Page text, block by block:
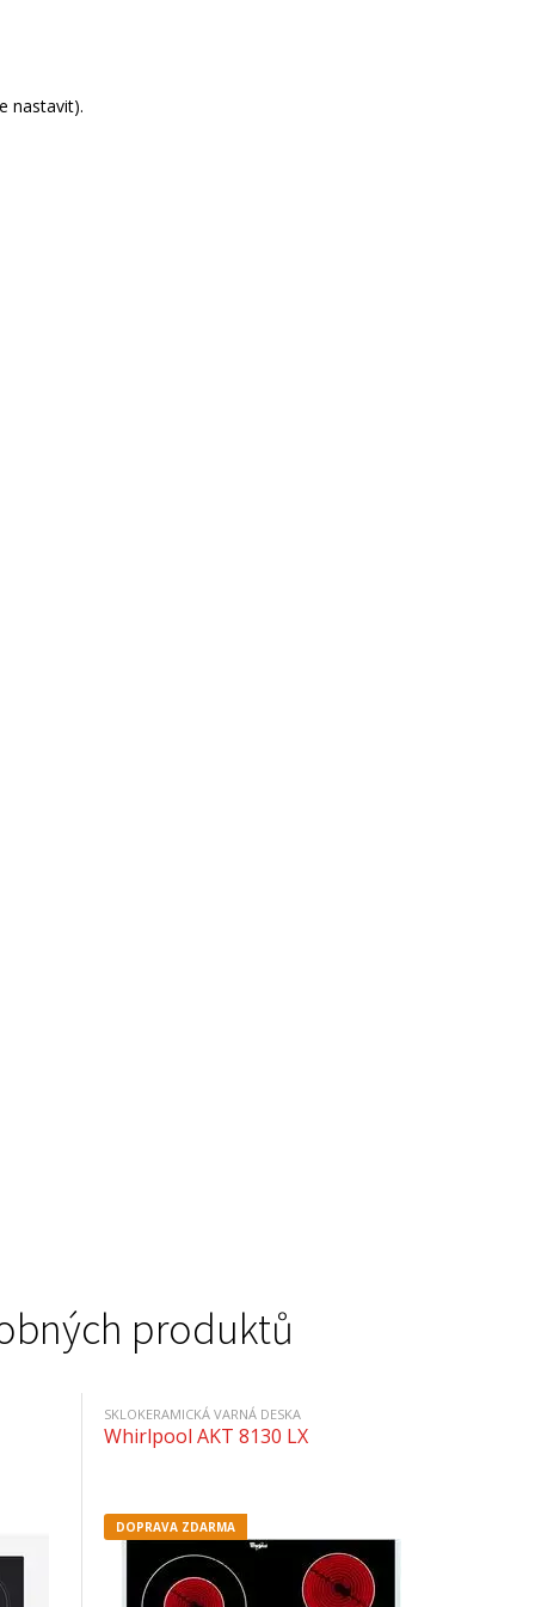
nastavit).
produktů
SKLOKERAMICKÁ VARNÁ DESKA
Whirlpool AKT 8130 LX
DOPRAVA ZDARMA